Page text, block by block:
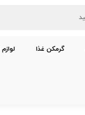
گرمکن غذا